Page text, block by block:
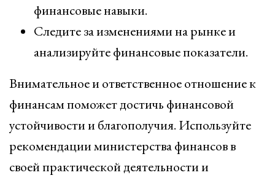
финансовые навыки.
Следите за изменениями на рынке и
анализируйте финансовые показатели.
Внимательное и ответственное отношение к
финансам поможет достичь финансовой
устойчивости и благополучия. Используйте
рекомендации министерства финансов в
своей практической деятельности и